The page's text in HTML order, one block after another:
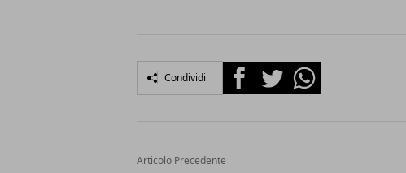
Condividi FacebookTwitterWhatsapp
Articolo Precedente